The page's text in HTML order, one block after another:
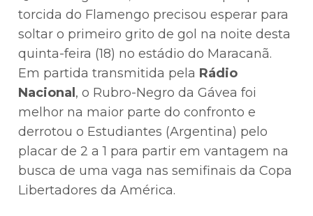
torcida do Flamengo precisou esperar para
soltar o primeiro grito de gol na noite desta
quinta-feira (18) no estádio do Maracanã.
Em partida transmitida pela Rádio
Nacional , o Rubro-Negro da Gávea foi
melhor na maior parte do confronto e
derrotou o Estudiantes (Argentina) pelo
placar de 2 a 1 para partir em vantagem na
busca de uma vaga nas semifinais da Copa
Libertadores da América.